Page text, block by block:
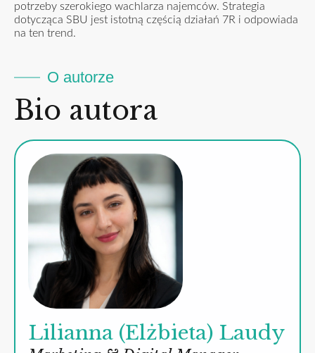
potrzeby szerokiego wachlarza najemców. Strategia
dotycząca SBU jest istotną częścią działań 7R i odpowiada
na ten trend.
O autorze
Bio autora
Lilianna (Elżbieta) Laudy